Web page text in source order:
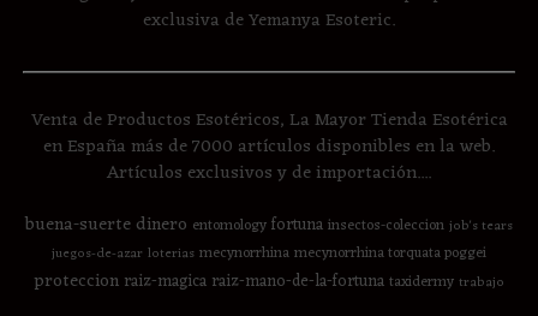
exclusiva de Yemanya Esoteric.
Venta de Productos Esotéricos, La Mayor Tienda Esotérica
en España más de 7000 artículos disponibles en la web.
Artículos exclusivos y de importación....
buena-suertedinero entomologyfortunainsectos-coleccion job's tears
juegos-de-azar loterias mecynorrhinamecynorrhina torquata poggei
proteccion raiz-magica raiz-mano-de-la-fortunataxidermy trabajo